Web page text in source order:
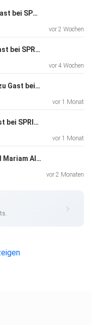
mit dem Blick für das
müssen wir den
wird Dr. Wolfgang
Moderation (imo) an
SWR-
am imo.
am
Folge 160: Ulrike Holch zu Gast bei SPRICH:STUTTGART
vor 2 Wochen
Folge 159: Anja Wicker zu Gast bei SPRICH:STUTTGART
vor 4 Wochen
Folge 158: Jennifer Reaves zu Gast bei SPRICH:STUTTGART
vor 1 Monat
Folge 157: Axel Preuß zu Gast bei SPRICHSTUTTGART
vor 1 Monat
Folge 156: Anwar Hakimi und Mariam Altabakh zu Gast bei SPRICH:STUTTGART
vor 2 Monaten